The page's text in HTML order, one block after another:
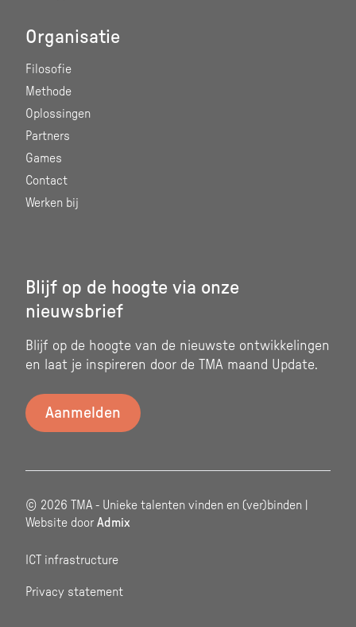
Organisatie
Filosofie
Methode
Oplossingen
Partners
Games
Contact
Werken bij
Blijf op de hoogte via onze
nieuwsbrief
Blijf op de hoogte van de nieuwste ontwikkelingen
en laat je inspireren door de TMA maand Update.
© 2026 TMA - Unieke talenten vinden en (ver)binden |
Website door Admix
ICT infrastructure
Privacy statement